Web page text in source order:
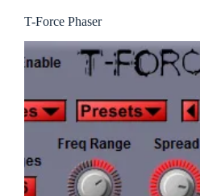
T-Force Phaser